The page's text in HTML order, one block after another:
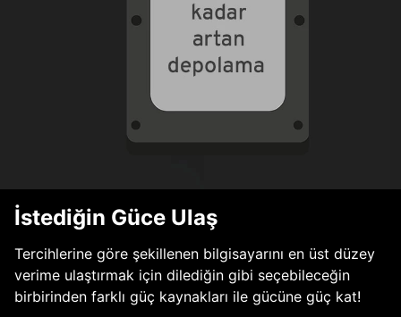
İstediğin Güce Ulaş
Tercihlerine göre şekillenen bilgisayarını en üst düzey
verime ulaştırmak için dilediğin gibi seçebileceğin
birbirinden farklı güç kaynakları ile gücüne güç kat!